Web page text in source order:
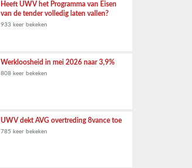
Heeft UWV het Programma van Eisen
van de tender volledig laten vallen?
933 keer bekeken
Werkloosheid in mei 2026 naar 3,9%
808 keer bekeken
UWV dekt AVG overtreding 8vance toe
785 keer bekeken